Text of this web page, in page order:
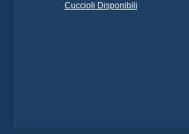
Cuccioli Disponibili